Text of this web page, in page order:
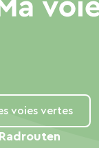
voies vertes